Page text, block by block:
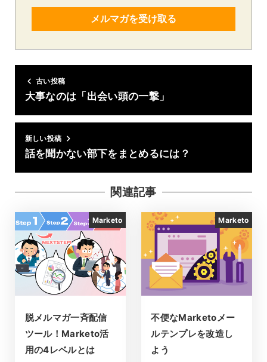
メルマガを受け取る
古い投稿
大事なのは「出会い頭の一撃」
新しい投稿
話を聞かない部下をまとめるには？
関連記事
Marketo
脱メルマガ一斉配信
ツール！Marketo活
用の4レベルとは
Marketo
不便なMarketoメー
ルテンプレを改造し
よう